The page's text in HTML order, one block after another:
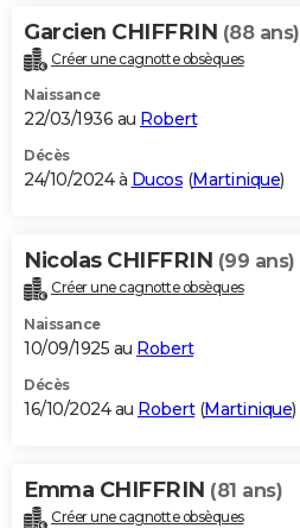
Garcien CHIFFRIN (88 ans)
Créer une cagnotte obsèques
Naissance
22/03/1936 au Robert
Décès
24/10/2024 à Ducos (Martinique)
Nicolas CHIFFRIN (99 ans)
Créer une cagnotte obsèques
Naissance
10/09/1925 au Robert
Décès
16/10/2024 au Robert(Martinique)
Emma CHIFFRIN (81 ans)
Créer une cagnotte obsèques